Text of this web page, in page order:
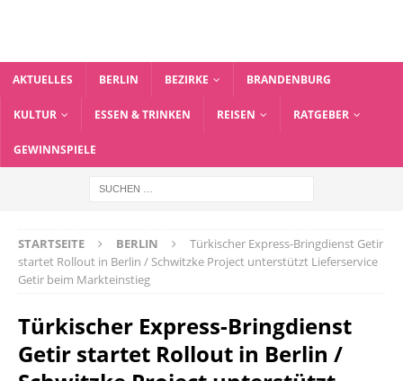
AKTUELLES BERLIN BEZIRKE BRANDENBURG
KULTUR ESSEN & TRINKEN REISEN RATGEBER
GEWINNSPIELE
STARTSEITE BERLIN
Türkischer Express-Bringdienst Getir
startet Rollout in Berlin / Schwitzke Project unterstützt Lieferservice
Getir beim Markteinstieg
Türkischer Express-Bringdienst
Getir startet Rollout in Berlin /